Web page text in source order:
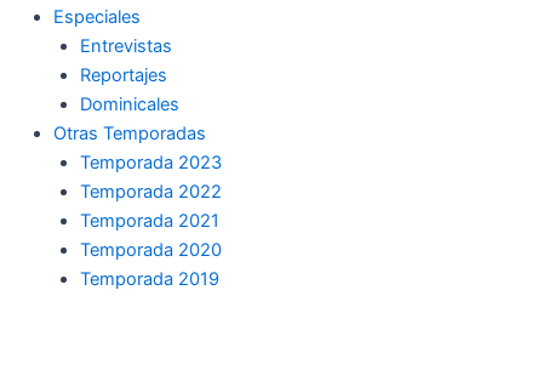
Especiales
Entrevistas
Reportajes
Dominicales
Otras Temporadas
Temporada 2023
Temporada 2022
Temporada 2021
Temporada 2020
Temporada 2019